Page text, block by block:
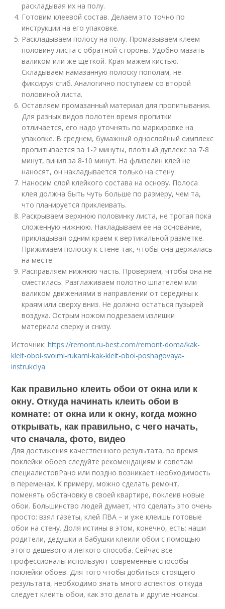
раскладывая их на полу.
Готовим клеевой состав. Делаем это точно по
инструкции на его упаковке.
Раскладываем полосу на полу. Промазываем клеем
половину листа с обратной стороны. Удобно мазать
валиком или же щеткой. Края мажем кистью.
Складываем намазанную полоску пополам, не
фиксируя сгиб. Аналогично поступаем со второй
половиной листа.
Оставляем промазанный материал для пропитывания.
Для разных видов полотен время пропитки
отличается, его надо уточнять по маркировке на
упаковке. В среднем, бумажный однослойный симплекс
пропитывается за 1-2 минуты, плотный дуплекс за 7-8
минут, винил за 8-10 минут. На флизелин клей не
наносят, он накладывается только на стену.
Наносим слой клейкого состава на основу. Полоса
клея должна быть чуть больше по размеру, чем та,
что планируется приклеивать.
Раскрываем верхнюю половинку листа, не трогая пока
сложенную нижнюю. Накладываем ее на основание,
прикладывая одним краем к вертикальной разметке.
Прижимаем полоску к стене так, чтобы она держалась
на месте.
Расправляем нижнюю часть. Проверяем, чтобы она не
сместилась. Разглаживаем полотно шпателем или
валиком движениями в направлении от середины к
краям или сверху вниз. Не должно остаться пузырей
воздуха. Острым ножом подрезаем излишки
материала сверху и снизу.
Источник:https://remont.ru-best.com/remont-doma/kak-
kleit-oboi-svoimi-rukami-kak-kleit-oboi-poshagovaya-
instrukciya
Как правильно клеить обои от окна или к
окну. Откуда начинать клеить обои в
комнате: от окна или к окну, когда можно
открывать, как правильно, с чего начать,
что сначала, фото, видео
Для достижения качественного результата, во время
поклейки обоев следуйте рекомендациям и советам
специалистовРано или поздно возникает необходимость
в переменах. К примеру, можно сделать ремонт,
поменять обстановку в своей квартире, поклеив новые
обои. Большинство людей думает, что сделать это очень
просто: взял газеты, клей ПВА – и уже клеишь готовые
обои на стену. Доля истины в этом, конечно, есть: наши
родители, дедушки и бабушки клеили обои с помощью
этого дешевого и легкого способа. Сейчас все
профессионалы используют современные способы
поклейки обоев. Для того чтобы добиться стоящего
результата, необходимо знать много аспектов: откуда
следует клеить обои, как это делать и другие нюансы.